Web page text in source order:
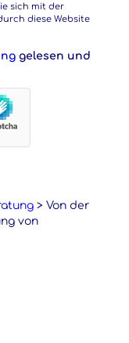
sich mit der
diese Website
gelesen und
> Von der
von